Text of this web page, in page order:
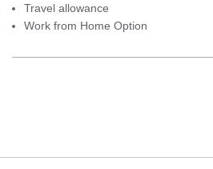
Travel allowance
Work from Home Option